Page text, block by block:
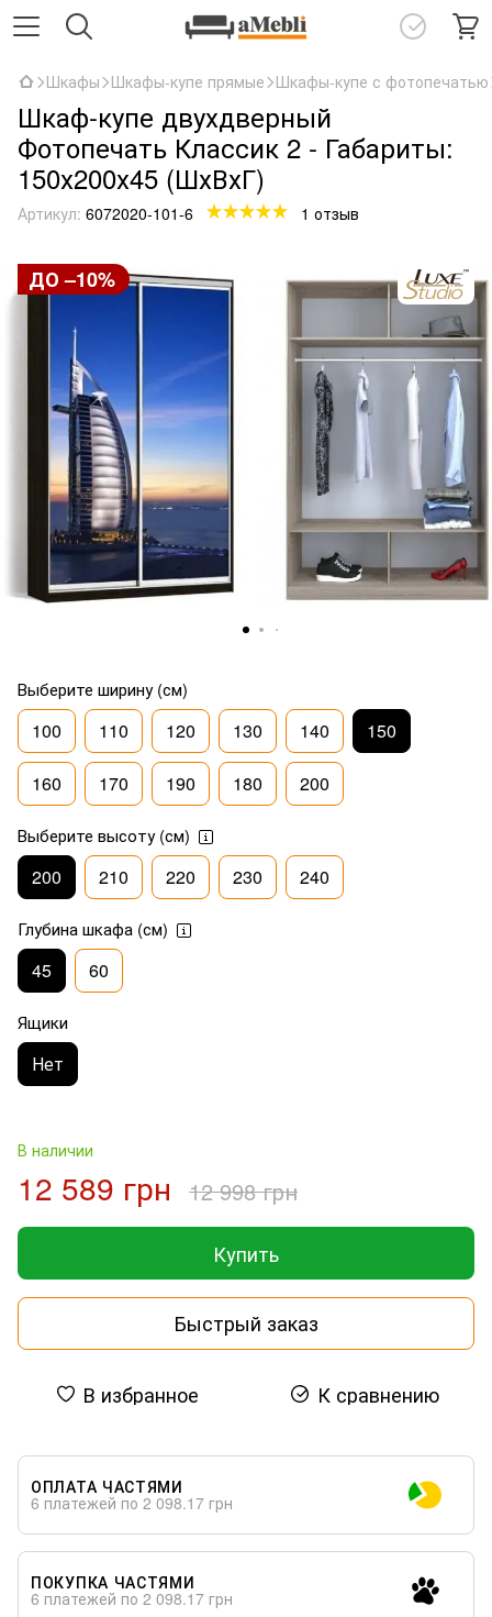
Шкафы Шкафы-купе прямые Шкафы-купе с фотопечатью
Шкаф-купе двухдверный
Фотопечать Классик 2 - Габариты:
150х200х45 (ШхВхГ)
Артикул: 6072020-101-6 1 отзыв
ДО –10%
Выберите ширину (см)
100 110 120 130 140 150
160 170 190 180 200
Выберите высоту (см)
200 210 220 230 240
Глубина шкафа (см)
45 60
Ящики
Нет
В наличии
12 589 грн 12 998 грн
Купить
Быстрый заказ
В избранное К сравнению
ОПЛАТА ЧАСТЯМИ
6 платежей по 2 098.17 грн
ПОКУПКА ЧАСТЯМИ
6 платежей по 2 098.17 грн